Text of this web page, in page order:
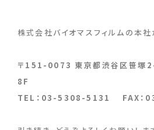
株式会社バイオマスフィルムの本社
〒151-0073 東京都渋谷区笹塚
8F
TEL：03-5308-5131 FAX：